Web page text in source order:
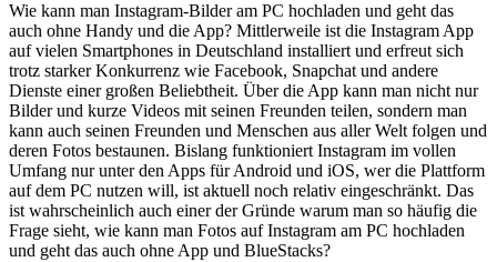
Wie kann man Instagram-Bilder am PC hochladen und geht das
auch ohne Handy und die App? Mittlerweile ist die Instagram App
auf vielen Smartphones in Deutschland installiert und erfreut sich
trotz starker Konkurrenz wie Facebook, Snapchat und andere
Dienste einer großen Beliebtheit. Über die App kann man nicht nur
Bilder und kurze Videos mit seinen Freunden teilen, sondern man
kann auch seinen Freunden und Menschen aus aller Welt folgen und
deren Fotos bestaunen. Bislang funktioniert Instagram im vollen
Umfang nur unter den Apps für Android und iOS, wer die Plattform
auf dem PC nutzen will, ist aktuell noch relativ eingeschränkt. Das
ist wahrscheinlich auch einer der Gründe warum man so häufig die
Frage sieht, wie kann man Fotos auf Instagram am PC hochladen
und geht das auch ohne App und BlueStacks?